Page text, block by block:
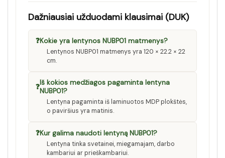
Dažniausiai užduodami klausimai (DUK)
❓Kokie yra lentynos NUBP01 matmenys?
Lentynos NUBP01 matmenys yra 120 × 22.2 × 22
cm.
❓Iš kokios medžiagos pagaminta lentyna
NUBP01?
Lentyna pagaminta iš laminuotos MDP plokštės,
o paviršius yra matinis.
❓Kur galima naudoti lentyną NUBP01?
Lentyna tinka svetainei, miegamajam, darbo
kambariui ar prieškambariui.